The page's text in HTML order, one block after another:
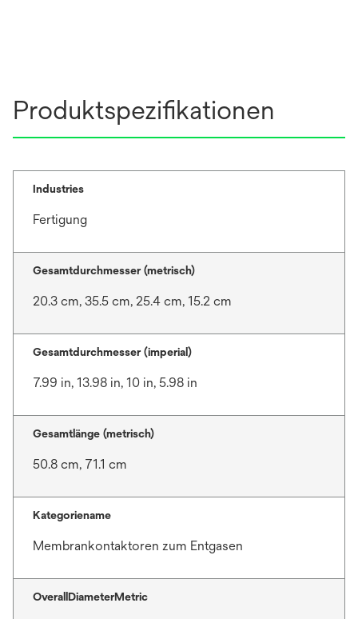
Produktspezifikationen
Industries
Fertigung
Gesamtdurchmesser (metrisch)
20.3 cm, 35.5 cm, 25.4 cm, 15.2 cm
Gesamtdurchmesser (imperial)
7.99 in, 13.98 in, 10 in, 5.98 in
Gesamtlänge (metrisch)
50.8 cm, 71.1 cm
Kategoriename
Membrankontaktoren zum Entgasen
OverallDiameterMetric